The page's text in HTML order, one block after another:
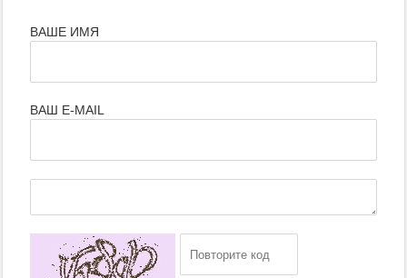
ВАШЕ ИМЯ
ВАШ E-MAIL